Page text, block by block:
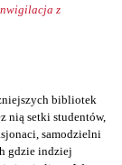
z
bibliotek
nią setki studentów,
samodzielni
gdzie indziej